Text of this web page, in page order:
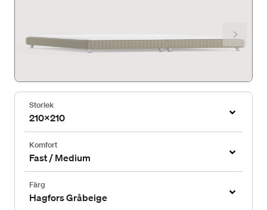
Storlek
210x210
Komfort
Fast / Medium
Färg
Hagfors Gråbeige